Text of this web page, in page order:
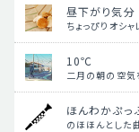
昼下がり気分
ちょっぴりオシ
10℃
二月の朝の空
ほんわかぷっ
のほほんとした